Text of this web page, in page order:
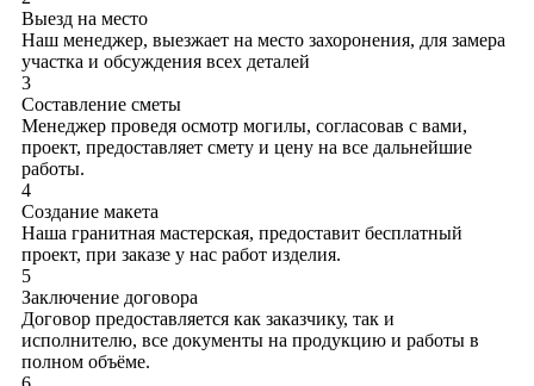
Выезд на место
Наш менеджер, выезжает на место захоронения, для замера
участка и обсуждения всех деталей
3
Составление сметы
Менеджер проведя осмотр могилы, согласовав с вами,
проект, предоставляет смету и цену на все дальнейшие
работы.
4
Создание макета
Наша гранитная мастерская, предоставит бесплатный
проект, при заказе у нас работ изделия.
5
Заключение договора
Договор предоставляется как заказчику, так и
исполнителю, все документы на продукцию и работы в
полном объёме.